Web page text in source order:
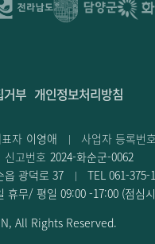
거부 개인정보처리방침
자 이영애 사업자 등록번호
신고번호 2024-화순군-0062
읍 광덕로 37
TEL 061-375-
휴무/ 평일 09:00 -17:00 (점심
, All Rights Reserved.